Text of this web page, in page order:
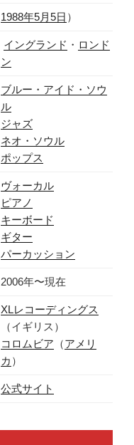
1988年5月5日 ）
イングランド ・ ロンド
ン
ブルー・アイド・ソウ
ル
ジャズ
ネオ・ソウル
ポップス
ヴォーカル
ピアノ
キーボード
ギター
パーカッション
2006年〜現在
XLレコーディングス
（イギリス）
コロムビア （アメリ
カ ）
公式サイト